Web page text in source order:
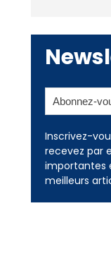
Inscrivez-
recevez par
importantes
meilleurs